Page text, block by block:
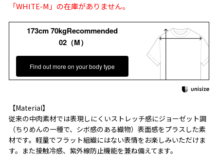
「WHITE-M」の在庫がありません。
173cm 70kgRecommended
02（M）
Find out more on your body type
【Material】
従来の中肉素材では表現しにくいストレッチ感にジョーゼット調
（ちりめんの一種で、シボ感のある織物）表面感をプラスした素
材です。軽量でフラット組織にはない表情をお楽しみいただけま
す。また接触冷感、紫外線防止機能を兼ね備えてます。